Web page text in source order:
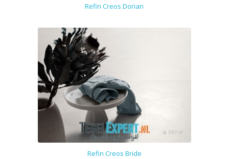
Refin Creos Dorian
Refin Creos Bride